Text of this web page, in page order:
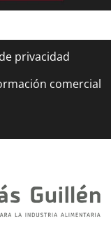
privacidad
comercial